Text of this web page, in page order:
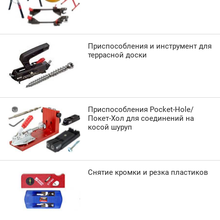
Приспособления и инструмент для
террасной доски
Приспособления Pocket-Hole/
Покет-Хол для соединений на
косой шуруп
Снятие кромки и резка пластиков